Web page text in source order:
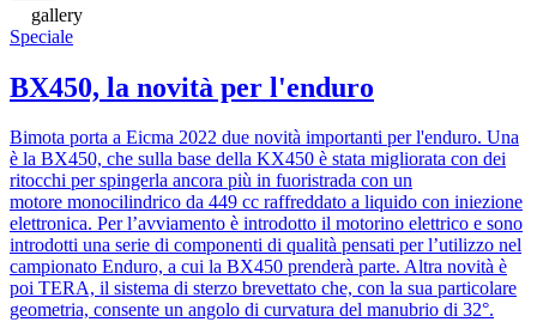
gallery
Speciale
BX450, la novità per l'enduro
Bimota porta a Eicma 2022 due novità importanti per l'enduro. Una
è la BX450, che sulla base della KX450 è stata migliorata con dei
ritocchi per spingerla ancora più in fuoristrada con un
motore monocilindrico da 449 cc raffreddato a liquido con iniezione
elettronica. Per l’avviamento è introdotto il motorino elettrico e sono
introdotti una serie di componenti di qualità pensati per l’utilizzo nel
campionato Enduro, a cui la BX450 prenderà parte. Altra novità è
poi TERA, il sistema di sterzo brevettato che, con la sua particolare
geometria, consente un angolo di curvatura del manubrio di 32°.